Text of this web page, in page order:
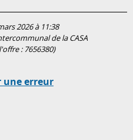
2026 à 11:38
de la CASA
: 7656380)
une erreur